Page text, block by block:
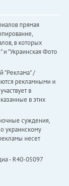
прямая
в которых
и "Украинская Фото
"Реклама" /
рекламными и
в
в этих
суждения,
украинскому
несет
- R40-05097